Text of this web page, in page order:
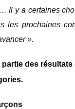
Il y a certaines
les prochaines
».
des